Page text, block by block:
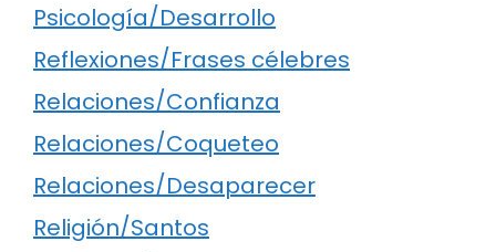
Psicología/Desarrollo
Reflexiones/Frases célebres
Relaciones/Confianza
Relaciones/Coqueteo
Relaciones/Desaparecer
Religión/Santos